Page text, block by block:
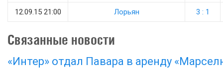
12.09.15 21:00 Лорьян 3 : 1
Связанные новости
«Интер» отдал Павара в аренду